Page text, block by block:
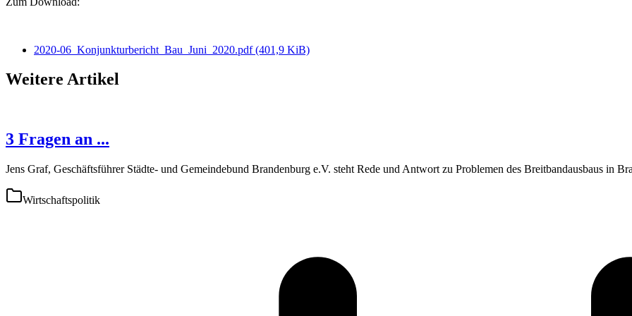
2020-06_Konjunkturbericht_Bau_Juni_2020.pdf(401,9 KiB)
Weitere Artikel
3 Fragen an ...
Jens Graf, Geschäftsführer Städte- und Gemeindebund Brandenburg e.V. steht Rede und Antwort zu Problemen des Breitbandausbaus in
Wirtschaftspolitik